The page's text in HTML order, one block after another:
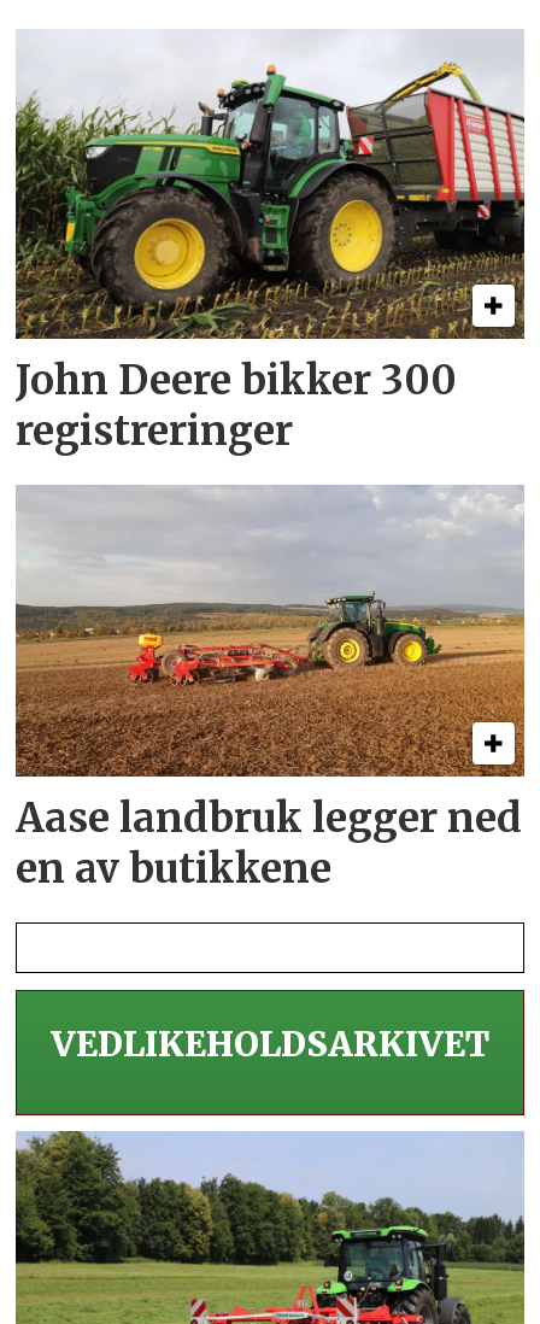
John Deere bikker 300
registreringer
Aase landbruk legger ned
en av butikkene
VEDLIKEHOLDS­ARKIVET